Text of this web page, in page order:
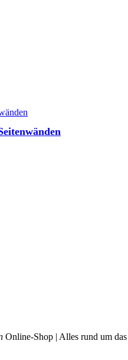
Online-Shop | Alles rund um